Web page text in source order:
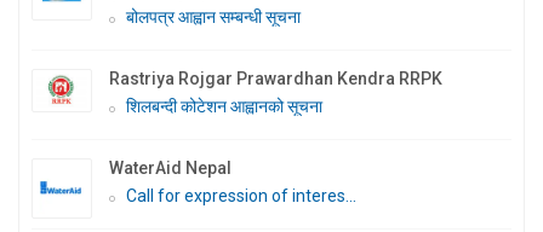
बोलपत्र आह्वान सम्बन्धी सूचना
Rastriya Rojgar Prawardhan Kendra RRPK
शिलबन्दी कोटेशन आह्वानको सूचना
WaterAid Nepal
Call for expression of interes...